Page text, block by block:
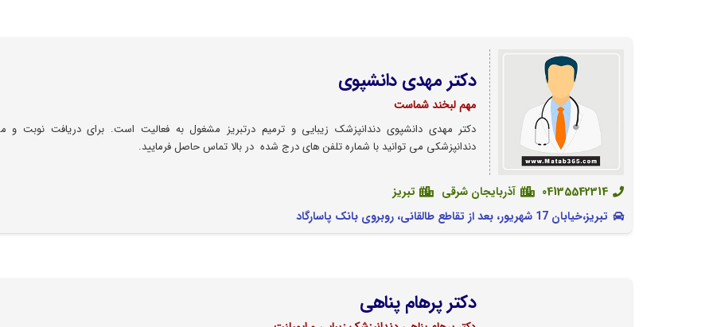
دکتر مهدی دانشپوی
مهم لبخند شماست
دکتر مهدی دانشپوی دندانپزشک زیبایی و ترمیم درتبریز مشغول به فعالیت است. برای دریافت نوبت و
دندانپزشکی می توانید با شماره تلفن های درج شده در بالا تماس حاصل فرمایید.
04135542314 آذربایجان شرقی
تبریز
تبریز،خیابان 17 شهریور، بعد از تقاطع طالقانی، روبروی بانک پاسارگاد
دکتر پرهام پناهی